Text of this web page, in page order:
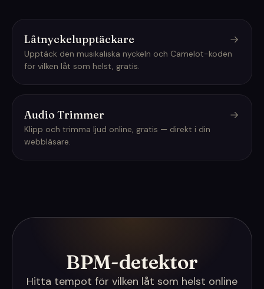
Låtnyckelupptäckare
Upptäck den musikaliska nyckeln och Camelot-koden
för vilken låt som helst, gratis.
Audio Trimmer
Klipp och trimma ljud online, gratis — direkt i din
webbläsare.
BPM-detektor
Hitta tempot för vilken låt som helst online